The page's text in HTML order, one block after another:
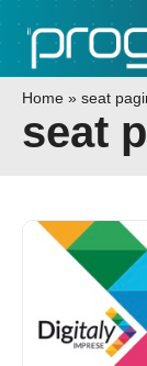
Home » seat
seat